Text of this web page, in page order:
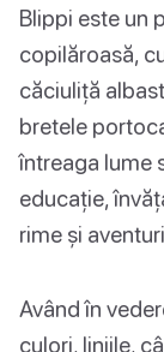
Blippi este un
copilăroasă,
căciuliță
bretele
întreaga lume
educație,
rime și
Având în
culori, liniile,